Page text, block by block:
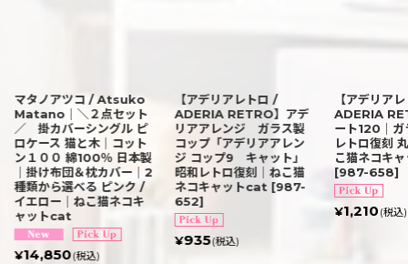
マタノアツコ / Atsuko
Matano｜＼２点セット
／ 掛カバーシングル ピ
ロケース 猫と木｜コット
ン１００ 綿100％ 日本製
｜掛け布団＆枕カバー｜2
種類から選べる ピンク /
イエロー｜ねこ猫ネコキ
ャットcat
¥14,850(税込)
【アデリアレトロ /
ADERIA RETRO】アデ
リアアレンジ ガラス製
コップ「アデリアアレン
ジ コップ9 キャット」
昭和レトロ復刻｜ねこ猫
ネコキャットcat [987-
652]
¥935(税込)
【アデリア
ADERIA
ート120｜ガ
レトロ復刻
こ猫ネコキ
[987-658]
¥1,210 (税込)